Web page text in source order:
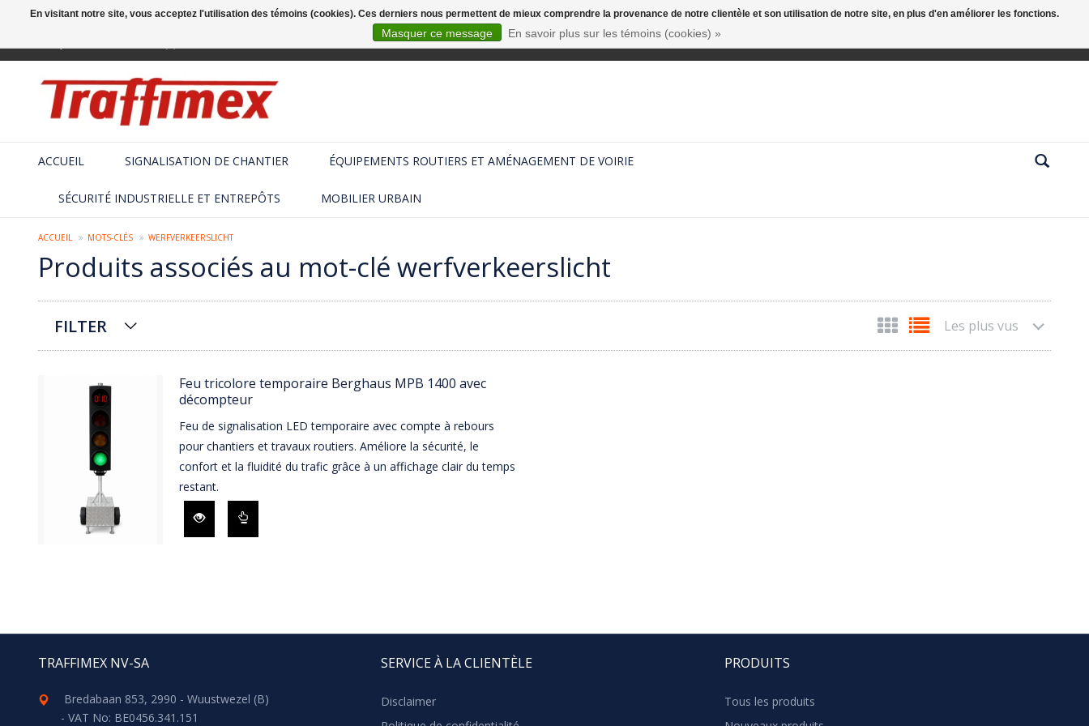
ACCUEIL SIGNALISATION DE CHANTIER ÉQUIPEMENTS ROUTIERS ET AMÉNAGEMENT DE VOIRIE
SÉCURITÉ INDUSTRIELLE ET ENTREPÔTS MOBILIER URBAIN
ACCUEIL MOTS-CLÉS WERFVERKEERSLICHT
Produits associés au mot-clé werfverkeerslicht
FILTER Les plus vus
Feu tricolore temporaire Berghaus MPB 1400 avec
décompteur
Feu de signalisation LED temporaire avec compte à rebours
pour chantiers et travaux routiers. Améliore la sécurité, le
confort et la fluidité du trafic grâce à un affichage clair du temps
restant.
TRAFFIMEX NV-SA
Bredabaan 853, 2990 - Wuustwezel (B)
- VAT No: BE0456.341.151
SERVICE À LA CLIENTÈLE
Disclaimer
PRODUITS
Tous les produits
En visitant notre site, vous acceptez l'utilisation des témoins (cookies). Ces derniers nous permettent de mieux comprendre la provenance de notre clientèle et son utilisation de notre site, en plus d'en améliorer les fonctions.
Masquer ce message En savoir plus sur les témoins (cookies) »